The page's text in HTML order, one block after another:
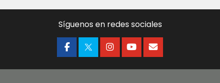
Síguenos en redes sociales